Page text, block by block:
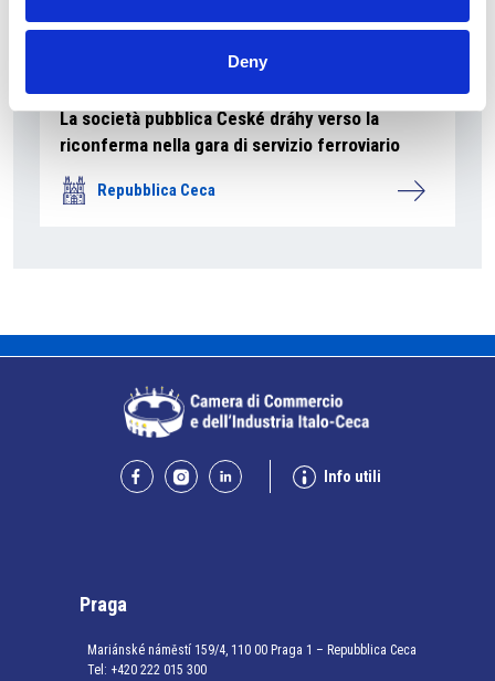
Deny
La società pubblica České dráhy verso la
riconferma nella gara di servizio ferroviario
Repubblica Ceca
Info utili
Praga
Mariánské náměstí 159/4, 110 00 Praga 1 – Repubblica Ceca
Tel: +420 222 015 300